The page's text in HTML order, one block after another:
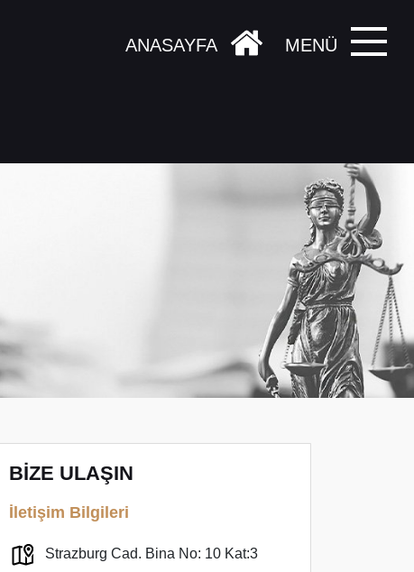
MENÜ
ANASAYFA
BİZE ULAŞIN
İletişim Bilgileri
Strazburg Cad. Bina No: 10 Kat:3